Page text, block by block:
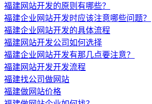
福建网站开发的原则有哪些？
福建企业网站开发时应该注意哪些问题？
福建企业网站开发的具体流程
福建网站开发公司如何选择
福建企业网站开发有那几点要注意？
福建网站开发开发流程
福建找公司做网站
福建做网站价格